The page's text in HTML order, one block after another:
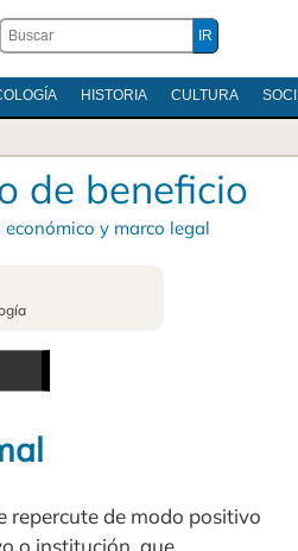
HISTORIA CULTURA
de beneficio
y marco legal
repercute de modo positivo
o institución, que